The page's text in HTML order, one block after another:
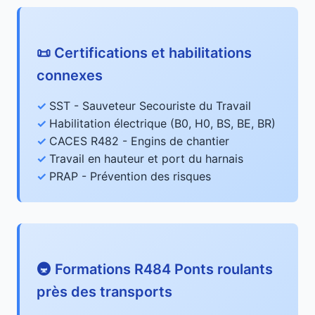
📜 Certifications et habilitations
connexes
SST - Sauveteur Secouriste du Travail
Habilitation électrique (B0, H0, BS, BE, BR)
CACES R482 - Engins de chantier
Travail en hauteur et port du harnais
PRAP - Prévention des risques
🚇 Formations R484 Ponts roulants
près des transports